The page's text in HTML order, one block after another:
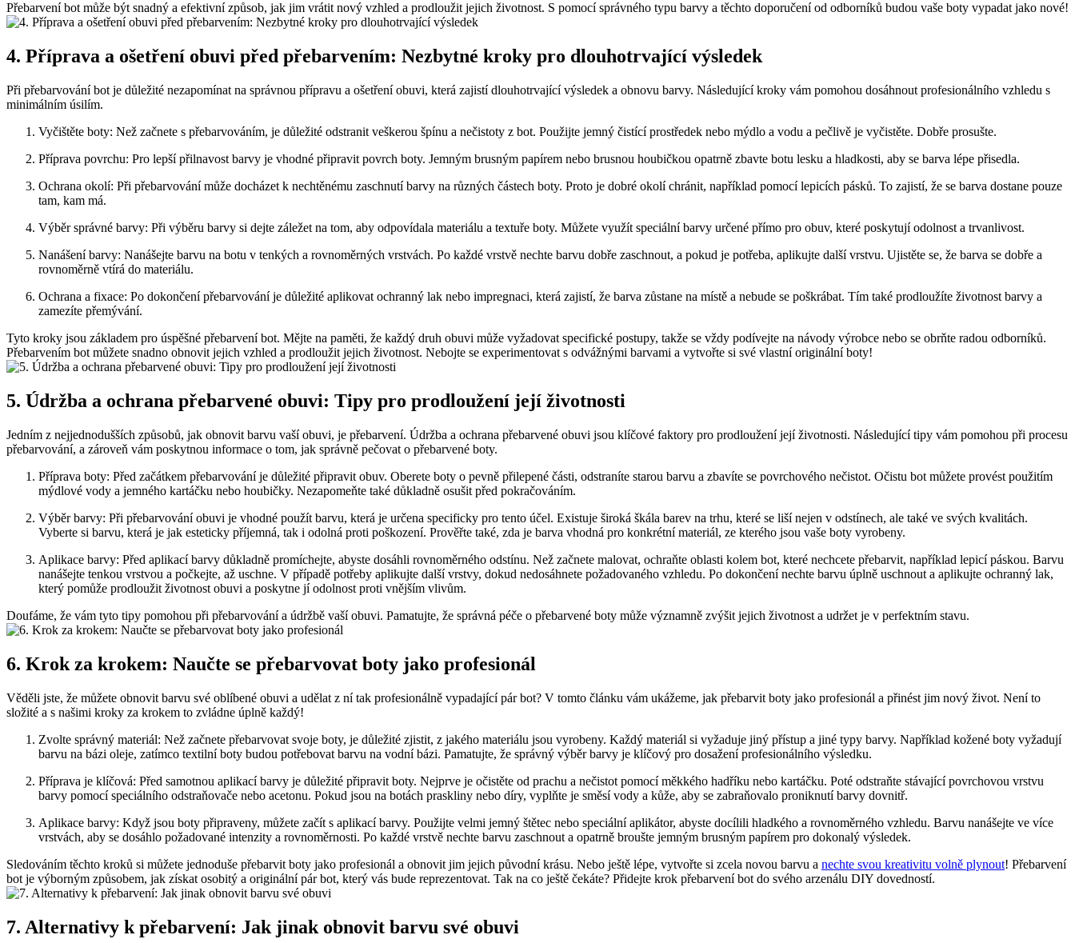
Přebarvení bot může být⁤ snadný a efektivní způsob, jak ‍jim ‌vrátit nový vzhled ‌a prodloužit jejich životnost. S pomocí správného typu barvy ⁢a​ těchto doporučení od odborníků budou vaše boty vypadat ⁢jako ⁣nové!
4. ‍Příprava a ošetření obuvi před přebarvením: Nezbytné​ kroky ⁤pro dlouhotrvající výsledek
Při přebarvování‌ bot je důležité nezapomínat na správnou přípravu a ošetření ​obuvi,‍ která⁤ zajistí dlouhotrvající výsledek a obnovu barvy. Následující ⁢kroky‍ vám pomohou dosáhnout profesionálního ⁢vzhledu s
minimálním ‍úsilím.
Vyčištěte boty: Než začnete ⁤s přebarvováním, je důležité odstranit ⁢veškerou špínu a nečistoty z ⁤bot. ⁣Použijte jemný čistící prostředek nebo‌ mýdlo a vodu a‌ pečlivě je ⁢vyčistěte. Dobře prosušte.
Příprava‍ povrchu: Pro lepší ‌přilnavost ⁣barvy je⁣ vhodné připravit povrch ‍boty.⁣ Jemným ⁢brusným papírem nebo‌ brusnou houbičkou opatrně zbavte botu lesku a hladkosti,​ aby se⁢ barva lépe⁢ přisedla.
Ochrana okolí: Při přebarvování může docházet ‍k nechtěnému zaschnutí barvy na různých částech boty.‍ Proto je dobré okolí chránit, například pomocí lepicích pásků. To zajistí, že se ‍barva⁣ dostane pouze
tam, ‌kam má.
Výběr ​správné barvy: Při výběru barvy si dejte záležet na tom,⁣ aby odpovídala materiálu a textuře ‌boty. Můžete využít speciální barvy ‌určené přímo⁣ pro ⁣obuv, které poskytují⁣ odolnost a trvanlivost.
Nanášení barvy: Nanášejte barvu‍ na botu v tenkých a rovnoměrných vrstvách. ⁣Po ​každé vrstvě nechte barvu dobře​ zaschnout, a ​pokud je⁢ potřeba, aplikujte další vrstvu. Ujistěte​ se, že ⁣barva⁢ se ⁤dobře a
rovnoměrně vtírá do materiálu.
Ochrana a fixace: Po dokončení přebarvování je důležité aplikovat‍ ochranný lak nebo impregnaci, která zajistí, ⁢že‍ barva zůstane na místě a nebude⁢ se poškrábat.‌ Tím také prodloužíte životnost barvy a
zamezíte ⁤přemývání.
Tyto kroky jsou⁣ základem pro úspěšné přebarvení bot. Mějte na paměti, ‌že⁤ každý druh obuvi ⁤může ⁣vyžadovat specifické postupy, takže se vždy podívejte na návody výrobce nebo se obrňte radou odborníků.
Přebarvením bot můžete snadno obnovit jejich vzhled a prodloužit jejich‌ životnost. Nebojte se experimentovat s‌ odvážnými barvami a vytvořte si své‍ vlastní originální ‍boty!
5. ​Údržba a ‍ochrana⁤ přebarvené obuvi: Tipy pro⁣ prodloužení její⁣ životnosti
Jedním z ‍nejjednodušších způsobů, jak obnovit⁤ barvu ‌vaší obuvi, je přebarvení. Údržba a ‍ochrana přebarvené obuvi⁣ jsou klíčové faktory pro prodloužení její ⁤životnosti. Následující tipy vám ‌pomohou při procesu
přebarvování, a zároveň vám poskytnou informace ​o ​tom,​ jak ​správně pečovat o přebarvené boty.
Příprava boty: Před začátkem přebarvování je ‍důležité připravit ⁣obuv. Oberete boty o pevně přilepené části,⁢ odstraníte ‌starou barvu a zbavíte ⁤se ​povrchového nečistot. Očistu bot⁢ můžete provést použitím
mýdlové vody a jemného kartáčku nebo houbičky. Nezapomeňte také důkladně ‍osušit před pokračováním.
Výběr barvy:‍ Při‌ přebarvování obuvi‌ je⁢ vhodné použít barvu, která je ​určena specificky ⁢pro tento​ účel. Existuje ⁤široká škála barev na trhu, které se⁤ liší nejen‌ v odstínech, ale ⁣také ve svých​ kvalitách.
‍Vyberte si​ barvu, která je ⁤jak ⁢esteticky příjemná, tak i odolná ​proti ⁢poškození. Prověřte⁢ také, zda‌ je​ barva vhodná ⁢pro​ konkrétní materiál, ze kterého jsou vaše boty vyrobeny.
Aplikace ‌barvy: Před aplikací⁣ barvy důkladně promíchejte, abyste dosáhli rovnoměrného odstínu. Než začnete⁤ malovat, ochraňte ⁢oblasti⁢ kolem bot, které nechcete ⁤přebarvit, například⁢ lepicí⁣ páskou. Barvu
nanášejte tenkou vrstvou a počkejte, až uschne. V případě​ potřeby aplikujte další vrstvy, dokud nedosáhnete požadovaného⁤ vzhledu. Po⁢ dokončení nechte barvu úplně uschnout a ⁢aplikujte ochranný lak,
který pomůže prodloužit životnost obuvi a‍ poskytne‍ jí‌ odolnost proti vnějším vlivům.
Doufáme, že⁣ vám⁤ tyto tipy pomohou při ‍přebarvování a údržbě vaší obuvi. Pamatujte, že správná péče o přebarvené ‍boty může ⁢významně zvýšit jejich‍ životnost‍ a udržet⁣ je v perfektním ⁢stavu.
6. ​Krok za krokem:⁢ Naučte se přebarvovat boty jako profesionál
Věděli jste, že můžete obnovit⁢ barvu⁤ své oblíbené obuvi​ a ⁤udělat⁢ z‍ ní tak profesionálně vypadající pár bot?⁣ V tomto článku ⁢vám ukážeme, jak⁣ přebarvit⁢ boty jako profesionál a přinést ‌jim nový život. Není to
složité a s⁤ našimi kroky ‌za krokem to zvládne úplně každý!
Zvolte správný‍ materiál: ⁤Než začnete přebarvovat svoje boty, ⁢je ⁤důležité zjistit, ⁢z jakého materiálu jsou vyrobeny. Každý ​materiál si⁢ vyžaduje⁢ jiný přístup a ​jiné⁢ typy barvy. Například kožené boty vyžadují⁢
barvu na bázi‍ oleje,​ zatímco ‌textilní boty budou ⁢potřebovat barvu na vodní bázi. Pamatujte, že⁤ správný výběr barvy ​je klíčový pro dosažení profesionálního výsledku.
Příprava je klíčová: ⁤Před‍ samotnou aplikací‍ barvy je důležité připravit‌ boty. ‍Nejprve je očistěte od⁢ prachu a ‍nečistot ‍pomocí měkkého hadříku nebo kartáčku. Poté ​odstraňte stávající povrchovou vrstvu⁣
barvy pomocí speciálního odstraňovače ​nebo ⁣acetonu. Pokud jsou na botách praskliny nebo⁢ díry, vyplňte je směsí vody a kůže, aby se⁤ zabraňovalo proniknutí barvy dovnitř.
Aplikace‍ barvy: Když jsou boty připraveny, můžete ‍začít⁢ s aplikací barvy. Použijte velmi jemný štětec nebo speciální aplikátor,​ abyste docílili hladkého a rovnoměrného vzhledu. Barvu nanášejte ve​ více⁤
vrstvách, aby se dosáhlo požadované intenzity ​a rovnoměrnosti. Po každé⁤ vrstvě nechte barvu zaschnout a‌ opatrně broušte jemným brusným​ papírem pro ​dokonalý výsledek.
Sledováním těchto⁣ kroků ⁢si můžete ⁣jednoduše přebarvit boty jako profesionál a obnovit jim jejich původní ‍krásu. Nebo ještě lépe, vytvořte si zcela novou barvu‌ a nechte svou kreativitu⁤ volně plynout! ‌Přebarvení
bot je výborným způsobem, jak získat osobitý a ‌originální pár bot, který vás‌ bude reprezentovat. ​Tak na co ještě čekáte? Přidejte krok přebarvení ⁤bot do ⁤svého arzenálu DIY dovedností.
7. Alternativy⁣ k⁣ přebarvení:⁣ Jak jinak ​obnovit barvu své⁢ obuvi